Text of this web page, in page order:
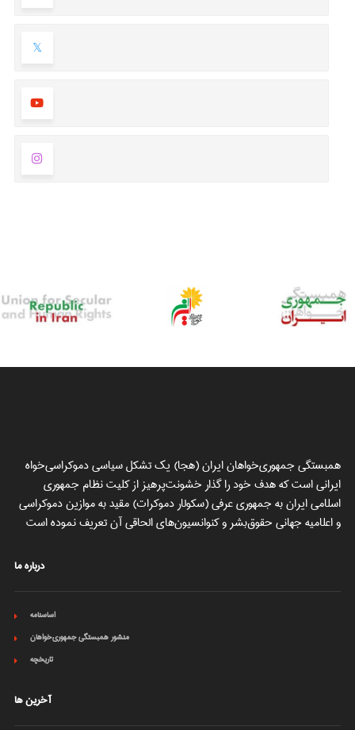
همبستگی جمهوری‌خواهان ایران (هجا) یک تشکل سیاسی دموکراسی‌خواه
ایرانی است که هدف خود را گذار خشونت‌پرهیز از کلیت نظام جمهوری
اسلامی ایران به جمهوری عرفی (سکولار دموکرات) مقید به موازین دموکراسی
و اعلامیه جهانی حقوق‌بشر و کنوانسیون‌های الحاقی آن تعریف نموده است
درباره ما
اساسنامه
منشور همبستگی جمهوری‌خواهان
تاریخچه
آخرین ها